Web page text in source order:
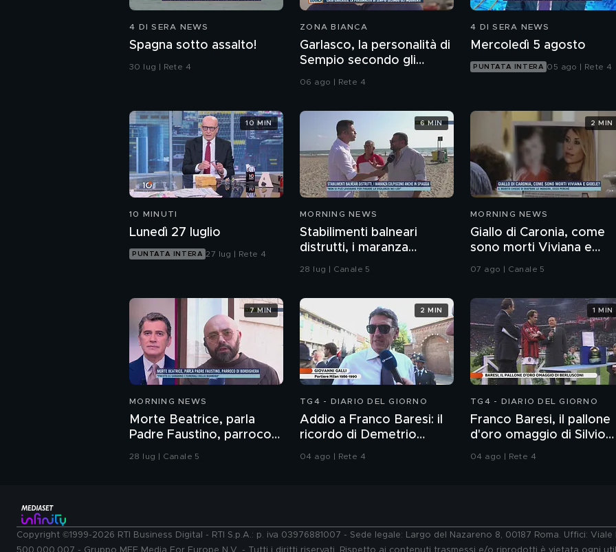
4 DI SERA NEWS
Spagna sotto assalto!
30 lug | Rete 4
ZONA BIANCA
Garlasco, la personalità di
Sempio secondo gli
inquirenti
06 ago | Rete 4
4 DI SERA NEWS
Mercoledì 5 agosto
PUNTATA INTERA 05 ago | Rete 4
10 MINUTI
Lunedì 27 luglio
PUNTATA INTERA 27 lug | Rete 4
10 MIN
MORNING NEWS
Stabilimenti balneari
distrutti, i maranza
colpiscono anche in
28 lug | Canale 5
6 MIN
MORNING NEWS
Giallo di Caronia, come
sono morti Viviana e
Gioele?
07 ago | Canale 5
2 MIN
MORNING NEWS
Morte Beatrice, parla
Padre Faustino, parroco
di Bordighera
28 lug | Canale 5
7 MIN
TG4 - DIARIO DEL GIORNO
Addio a Franco Baresi: il
ricordo di Demetrio
Albertini, Clarence
04 ago | Rete 4
2 MIN
TG4 - DIARIO DEL GIORNO
Franco Baresi, il pallone
d'oro omaggio di Silvio
Berlusconi
04 ago | Rete 4
1 MIN
Copyright ©1999-2026 RTI Business Digital - RTI S.p.A.: p. iva 03976881007 - Sede legale: Largo del Nazareno 8, 00187 Roma. Uffici: